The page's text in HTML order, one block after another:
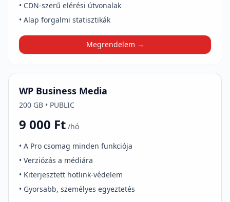
• CDN-szerű elérési útvonalak
• Alap forgalmi statisztikák
Megrendelem →
WP Business Media
200 GB • PUBLIC
9 000 Ft /hó
• A Pro csomag minden funkciója
• Verziózás a médiára
• Kiterjesztett hotlink-védelem
• Gyorsabb, személyes egyeztetés